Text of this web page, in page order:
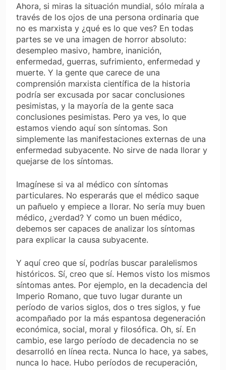
Ahora, si miras la situación mundial, sólo mírala a
través de los ojos de una persona ordinaria que
no es marxista y ¿qué es lo que ves? En todas
partes se ve una imagen de horror absoluto:
desempleo masivo, hambre, inanición,
enfermedad, guerras, sufrimiento, enfermedad y
muerte. Y la gente que carece de una
comprensión marxista científica de la historia
podría ser excusada por sacar conclusiones
pesimistas, y la mayoría de la gente saca
conclusiones pesimistas. Pero ya ves, lo que
estamos viendo aquí son síntomas. Son
simplemente las manifestaciones externas de una
enfermedad subyacente. No sirve de nada llorar y
quejarse de los síntomas.
Imagínese si va al médico con síntomas
particulares. No esperarás que el médico saque
un pañuelo y empiece a llorar. No sería muy buen
médico, ¿verdad? Y como un buen médico,
debemos ser capaces de analizar los síntomas
para explicar la causa subyacente.
Y aquí creo que sí, podrías buscar paralelismos
históricos. Sí, creo que sí. Hemos visto los mismos
síntomas antes. Por ejemplo, en la decadencia del
Imperio Romano, que tuvo lugar durante un
período de varios siglos, dos o tres siglos, y fue
acompañado por la más espantosa degeneración
económica, social, moral y filosófica. Oh, sí. En
cambio, ese largo período de decadencia no se
desarrolló en línea recta. Nunca lo hace, ya sabes,
nunca lo hace. Hubo períodos de recuperación,